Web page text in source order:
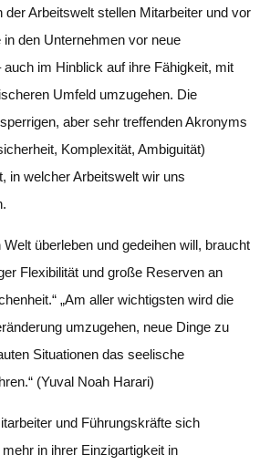
der Arbeitswelt stellen Mitarbeiter und vor
den Unternehmen vor neue
auch im Hinblick auf ihre Fähigkeit, mit
Umfeld umzugehen. Die
aber sehr treffenden Akronyms
Komplexität, Ambiguität)
in welcher Arbeitswelt wir uns
Welt überleben und gedeihen will, braucht
Flexibilität und große Reserven an
„Am aller wichtigsten wird die
umzugehen, neue Dinge zu
Situationen das seelische
(Yuval Noah Harari)
und Führungskräfte sich
in ihrer Einzigartigkeit in